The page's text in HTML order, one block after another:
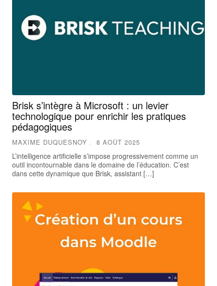
Brisk s’intègre à Microsoft : un levier
technologique pour enrichir les pratiques
pédagogiques
MAXIME DUQUESNOY 8 AOÛT 2025
L’intelligence artificielle s’impose progressivement comme un
outil incontournable dans le domaine de l’éducation. C’est
dans cette dynamique que Brisk, assistant […]